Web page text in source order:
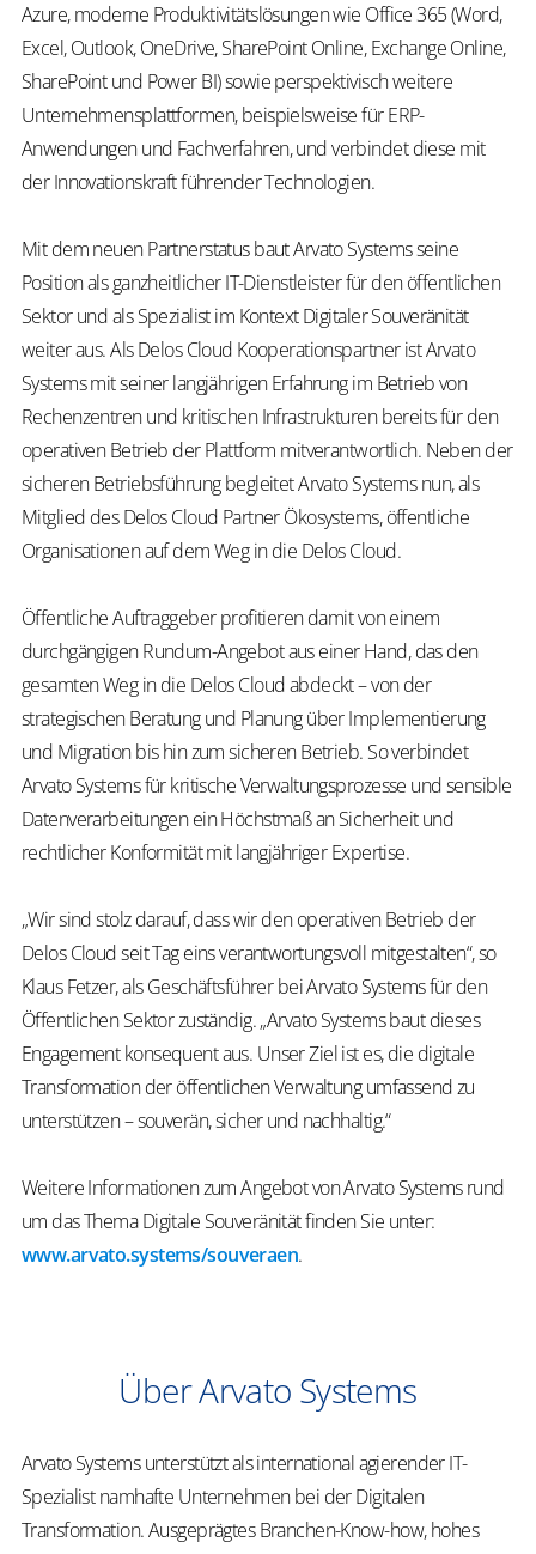
Azure, moderne Produktivitätslösungen wie Office 365 (Word,
Excel, Outlook, OneDrive, SharePoint Online, Exchange Online,
SharePoint und Power BI) sowie perspektivisch weitere
Unternehmensplattformen, beispielsweise für ERP-
Anwendungen und Fachverfahren, und verbindet diese mit
der Innovationskraft führender Technologien.
Mit dem neuen Partnerstatus baut Arvato Systems seine
Position als ganzheitlicher IT-Dienstleister für den öffentlichen
Sektor und als Spezialist im Kontext Digitaler Souveränität
weiter aus. Als Delos Cloud Kooperationspartner ist Arvato
Systems mit seiner langjährigen Erfahrung im Betrieb von
Rechenzentren und kritischen Infrastrukturen bereits für den
operativen Betrieb der Plattform mitverantwortlich. Neben der
sicheren Betriebsführung begleitet Arvato Systems nun, als
Mitglied des Delos Cloud Partner Ökosystems, öffentliche
Organisationen auf dem Weg in die Delos Cloud.
Öffentliche Auftraggeber profitieren damit von einem
durchgängigen Rundum-Angebot aus einer Hand, das den
gesamten Weg in die Delos Cloud abdeckt – von der
strategischen Beratung und Planung über Implementierung
und Migration bis hin zum sicheren Betrieb. So verbindet
Arvato Systems für kritische Verwaltungsprozesse und sensible
Datenverarbeitungen ein Höchstmaß an Sicherheit und
rechtlicher Konformität mit langjähriger Expertise.
„Wir sind stolz darauf, dass wir den operativen Betrieb der
Delos Cloud seit Tag eins verantwortungsvoll mitgestalten“, so
Klaus Fetzer, als Geschäftsführer bei Arvato Systems für den
Öffentlichen Sektor zuständig. „Arvato Systems baut dieses
Engagement konsequent aus. Unser Ziel ist es, die digitale
Transformation der öffentlichen Verwaltung umfassend zu
unterstützen – souverän, sicher und nachhaltig.“
Weitere Informationen zum Angebot von Arvato Systems rund
um das Thema Digitale Souveränität finden Sie unter:
www.arvato.systems/souveraen.
Über Arvato Systems
Arvato Systems unterstützt als international agierender IT-
Spezialist namhafte Unternehmen bei der Digitalen
Transformation. Ausgeprägtes Branchen-Know-how, hohes